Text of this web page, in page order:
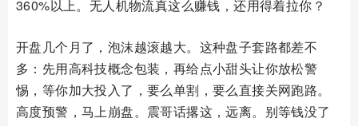
360%以上。无人机物流真这么赚钱，还用得着拉你？
开盘几个月了，泡沫越滚越大。这种盘子套路都差不
多：先用高科技概念包装，再给点小甜头让你放松警
惕，等你加大投入了，要么单割，要么直接关网跑路。
高度预警，马上崩盘。震哥话撂这，远离。别等钱没了